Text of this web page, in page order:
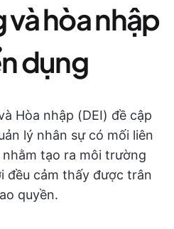
hòa nhập
dụng
Hòa nhập (DEI) đề cập
lý nhân sự có mối liên
tạo ra môi trường
đều cảm thấy được trân
quyền.